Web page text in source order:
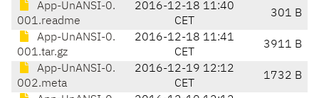
App-UnANSI-0.
001.readme
2016-12-18 11:40
CET
301 B
App-UnANSI-0.
001.tar.gz
2016-12-18 11:41
CET
3911 B
App-UnANSI-0.
002.meta
2016-12-19 12:12
CET
1732 B